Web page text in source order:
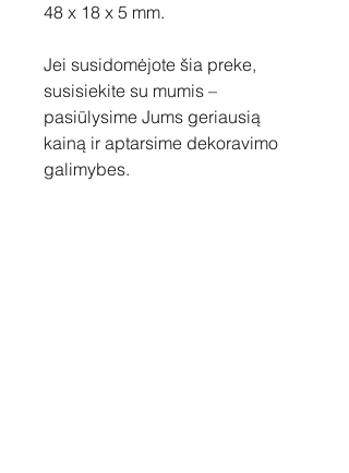
48 x 18 x 5 mm.
Jei susidomėjote šia preke,
susisiekite su mumis –
pasiūlysime Jums geriausią
kainą ir aptarsime dekoravimo
galimybes.